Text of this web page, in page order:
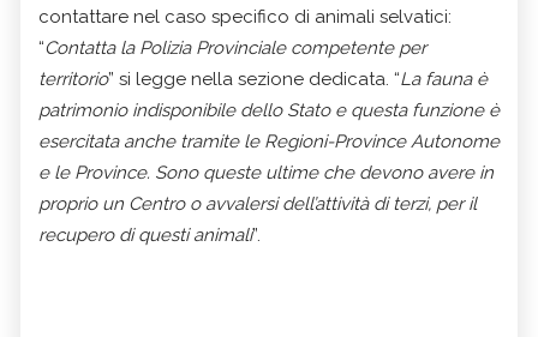
contattare nel caso specifico di animali selvatici:
“Contatta la Polizia Provinciale competente per
territorio” si legge nella sezione dedicata. “La fauna è
patrimonio indisponibile dello Stato e questa funzione è
esercitata anche tramite le Regioni-Province Autonome
e le Province. Sono queste ultime che devono avere in
proprio un Centro o avvalersi dell’attività di terzi, per il
recupero di questi animali”.